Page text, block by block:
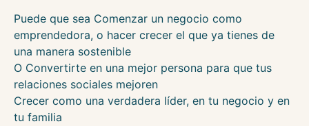
Puede que sea Comenzar un negocio como
emprendedora, o hacer crecer el que ya tienes de
una manera sostenible
O Convertirte en una mejor persona para que tus
relaciones sociales mejoren
Crecer como una verdadera líder, en tu negocio y en
tu familia